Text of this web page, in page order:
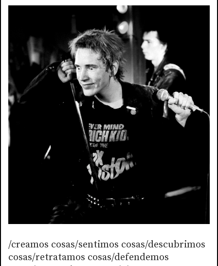
/creamos cosas/sentimos cosas/descubrimos
cosas/retratamos cosas/defendemos